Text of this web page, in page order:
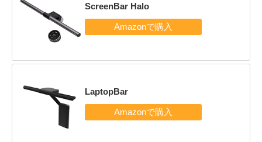
ScreenBar Halo
LaptopBar